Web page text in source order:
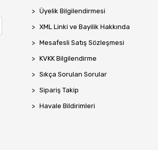
Üyelik Bilgilendirmesi
XML Linki ve Bayilik Hakkında
Mesafesli Satış Sözleşmesi
KVKK Bilgilendirme
Sıkça Sorulan Sorular
Sipariş Takip
Havale Bildirimleri